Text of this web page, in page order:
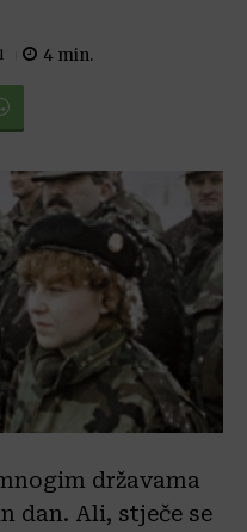
4 min.
državama
dan. Ali, stječe se